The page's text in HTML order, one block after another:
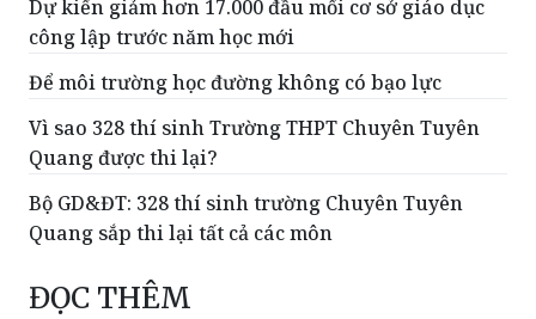
Quảng Trị dự kiến còn 372 cơ sở giáo dục công lập
sau sắp xếp
Dự kiến giảm hơn 17.000 đầu mối cơ sở giáo dục
công lập trước năm học mới
Để môi trường học đường không có bạo lực
Vì sao 328 thí sinh Trường THPT Chuyên Tuyên
Quang được thi lại?
Bộ GD&ĐT: 328 thí sinh trường Chuyên Tuyên